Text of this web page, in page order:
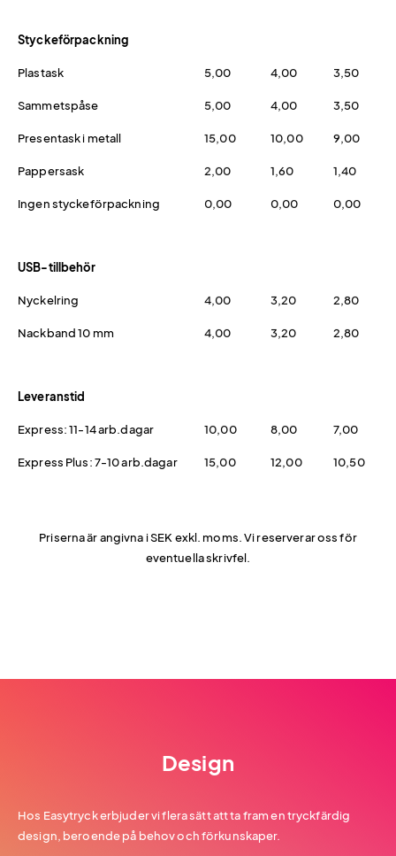
Styckeförpackning
Plastask 5,00 4,00 3,50
Sammetspåse 5,00 4,00 3,50
Presentask i metall 15,00 10,00 9,00
Pappersask 2,00 1,60 1,40
Ingen styckeförpackning 0,00 0,00 0,00
USB-tillbehör
Nyckelring 4,00 3,20 2,80
Nackband 10 mm 4,00 3,20 2,80
Leveranstid
Express: 11-14 arb.dagar 10,00 8,00 7,00
Express Plus: 7-10 arb.dagar 15,00 12,00 10,50
Priserna är angivna i SEK exkl. moms. Vi reserverar oss för
eventuella skrivfel.
Design
Hos Easytryck erbjuder vi flera sätt att ta fram en tryckfärdig
design, beroende på behov och förkunskaper.